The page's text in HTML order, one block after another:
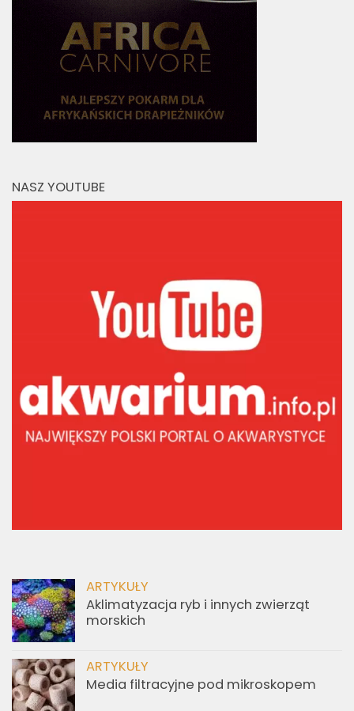
NASZ YOUTUBE
ARTYKUŁY
Aklimatyzacja ryb i innych zwierząt
morskich
ARTYKUŁY
Media filtracyjne pod mikroskopem